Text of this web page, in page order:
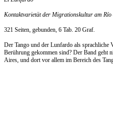
Kontaktvarietät der Migrationskultur am Río
321 Seiten, gebunden, 6 Tab. 20 Graf.
Der Tango und der Lunfardo als sprachliche
Berührung gekommen sind? Der Band geht
Aires, und dort vor allem im Bereich des